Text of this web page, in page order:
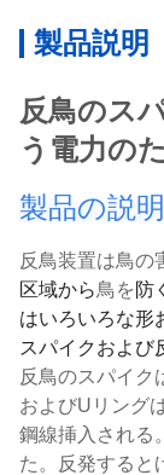
製品説明
反鳥のス
う電力の
製品の説明
反鳥装置は鳥の
区域から鳥を 防
はいろいろな形
スパイクおよび
反鳥のスパイク
およびUリング
鋼線挿入される
た。反発すると